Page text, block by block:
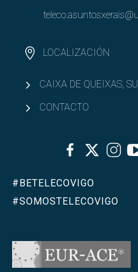
LOCALIZACIÓN
CAIXA DE QUEIXAS,
CONTACTO
FacebookTwitter
#BETELECOVIGO
#SOMOSTELECOVIGO